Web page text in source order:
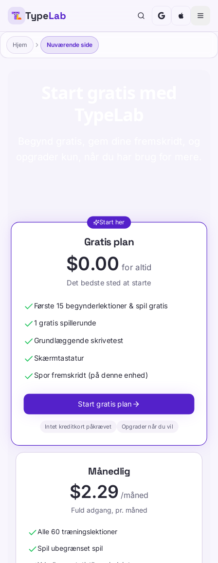
TypeLab
TypeLab-planer til skoler og elever
Hjem Nuværende side
Start her
Gratis plan
$0.00 for altid
Det bedste sted at starte
Første 15 begynderlektioner & spil gratis
1 gratis spillerunde
Grundlæggende skrivetest
Skærmtastatur
Spor fremskridt (på denne enhed)
Start gratis plan
Intet kreditkort påkrævet Opgrader når du vil
Månedlig
$2.29 /måned
Fuld adgang, pr. måned
Alle 60 træningslektioner
Spil ubegrænset spil